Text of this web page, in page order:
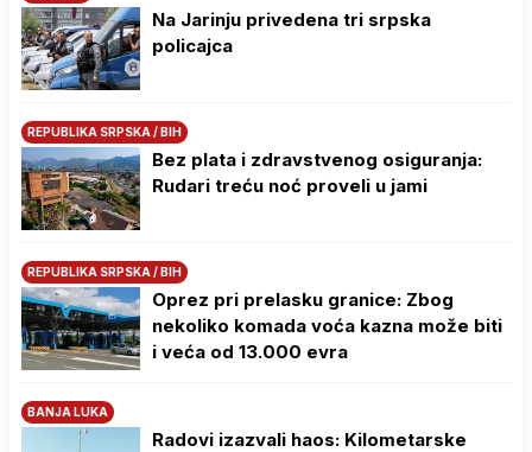
Na Јarinju privedena tri srpska
policajca
REPUBLIKA SRPSKA / BIH
Bez plata i zdravstvenog osiguranja:
Rudari treću noć proveli u jami
REPUBLIKA SRPSKA / BIH
Oprez pri prelasku granice: Zbog
nekoliko komada voća kazna može biti
i veća od 13.000 evra
BANJA LUKA
Radovi izazvali haos: Kilometarske